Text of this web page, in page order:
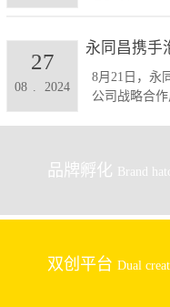
永同昌携手
8月21日，永
公司战略合
08 . 2024
27
品牌孵化 Brand
双创平台 Dual